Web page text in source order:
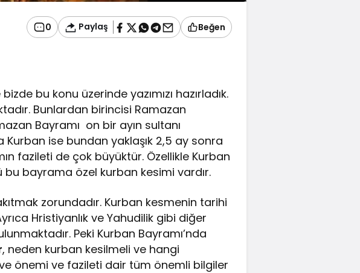
0 Paylaş Beğen
bu konu üzerinde yazımızı hazırladık.
Bunlardan birincisi Ramazan
Bayramı on bir ayın sultanı
ise bundan yaklaşık 2,5 ay sonra
fazileti de çok büyüktür. Özellikle Kurban
bayrama özel kurban kesimi vardır.
zorundadır. Kurban kesmenin tarihi
Hristiyanlık ve Yahudilik gibi diğer
Peki Kurban Bayramı’nda
, neden kurban kesilmeli ve hangi
önemi ve fazileti dair tüm önemli bilgiler